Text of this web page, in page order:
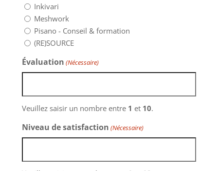
Inkivari
Meshwork
Pisano - Conseil & formation
(RE)SOURCE
Évaluation (Nécessaire)
Veuillez saisir un nombre entre 1 et 10.
Niveau de satisfaction (Nécessaire)